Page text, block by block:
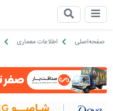
صفحه‌اصلی اطلاعات معماری